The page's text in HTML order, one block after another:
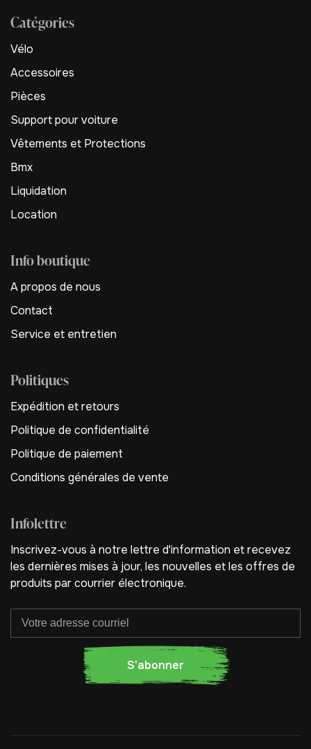
Catégories
Vélo
Accessoires
Pièces
Support pour voiture
Vêtements et Protections
Bmx
Liquidation
Location
Info boutique
A propos de nous
Contact
Service et entretien
Politiques
Expédition et retours
Politique de confidentialité
Politique de paiement
Conditions générales de vente
Infolettre
Inscrivez-vous à notre lettre d'information et recevez
les dernières mises à jour, les nouvelles et les offres de
produits par courrier électronique.
S'abonner